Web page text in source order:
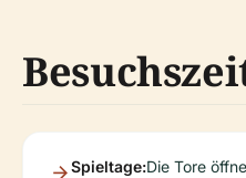
Spieltage:Die Tore